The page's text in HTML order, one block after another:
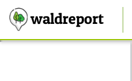
waldreport